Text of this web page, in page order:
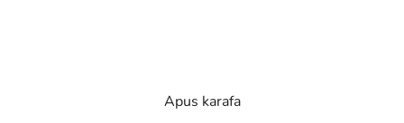
Apus karafa